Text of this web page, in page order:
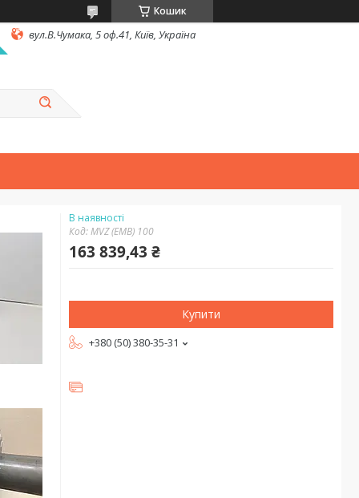
Кошик
вул.В.Чумака, 5 оф.41, Київ, Україна
В наявності
Код:MVZ (EMB) 100
163 839,43 ₴
Купити
+380 (50) 380-35-31